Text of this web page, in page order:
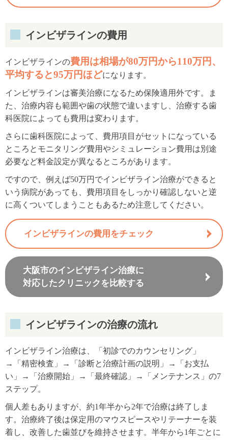
インビザラインの費用
インビザラインの費用は相場が80万円から110万円、
平均すると95万円ほどになります。
インビザラインは審美治療になるため保険適用外です。ま
た、治療内容も範囲や歯の状態で違いますし、治療する歯
科医院によっても費用は変わります。
さらに歯科医院によって、費用項目がセットになっている
ところとモニタリング費用やシミュレーション費用は別途
必要など料金設定が異なるところがあります。
ですので、例えば50万円でインビザライン治療ができると
いう病院があっても、費用項目をしっかり確認しないと逆
に高くついてしまうこともあるため注意してください。
インビザラインの費用をチェック
大阪市のインビザライン治療に
対応したクリニックを比較する
インビザラインの治療の流れ
インビザライン治療は、「初診でのカウンセリング」
→「精密検査」→「診断と治療計画の説明」→「お支払
い」→「治療開始」→「最終確認」→「メンテナンス」の7
ステップ。
個人差もありますが、約1年半から2年で治療は終了しま
す。治療終了後は保定用のマウスピースやリテーナーを装
着し、改善した歯並びを維持させます。半年から1年ごとに